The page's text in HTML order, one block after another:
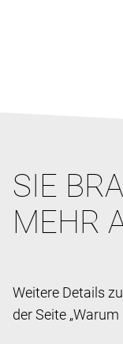
SIE
MEHR
Weitere Details
der Seite